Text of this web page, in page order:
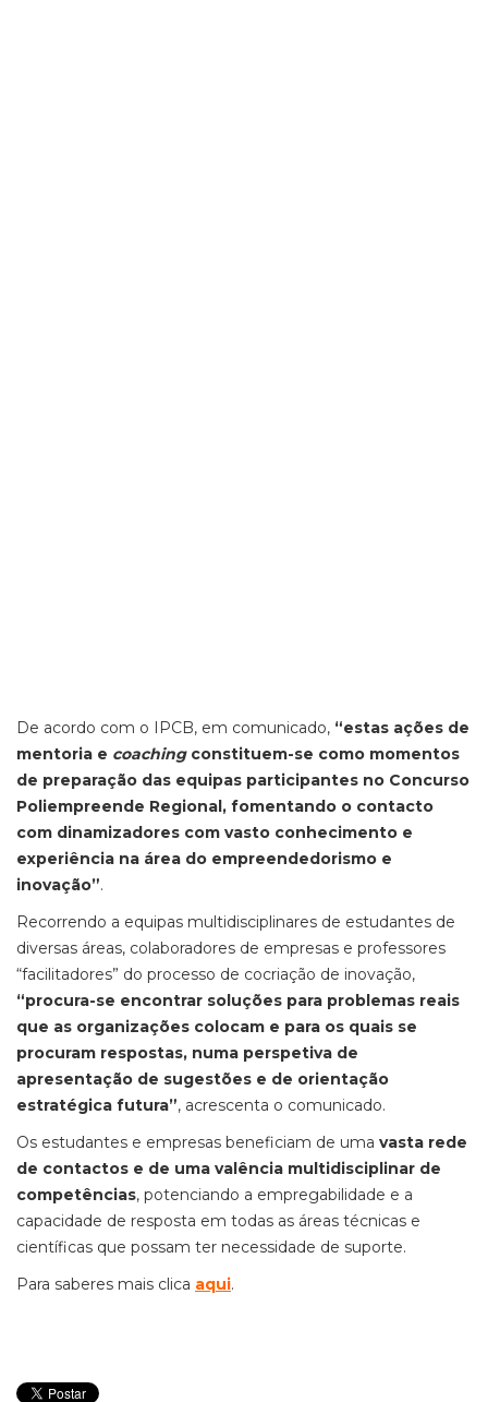
De acordo com o IPCB, em comunicado, “estas ações de
mentoria e coachingconstituem-se como momentos
de preparação das equipas participantes no Concurso
Poliempreende Regional, fomentando o contacto
com dinamizadores com vasto conhecimento e
experiência na área do empreendedorismo e
inovação”.
Recorrendo a equipas multidisciplinares de estudantes de
diversas áreas, colaboradores de empresas e professores
“facilitadores” do processo de cocriação de inovação,
“procura-se encontrar soluções para problemas reais
que as organizações colocam e para os quais se
procuram respostas, numa perspetiva de
apresentação de sugestões e de orientação
estratégica futura”, acrescenta o comunicado.
Os estudantes e empresas beneficiam de uma vasta rede
de contactos e de uma valência multidisciplinar de
competências, potenciando a empregabilidade e a
capacidade de resposta em todas as áreas técnicas e
científicas que possam ter necessidade de suporte.
Para saberes mais clica aqui.